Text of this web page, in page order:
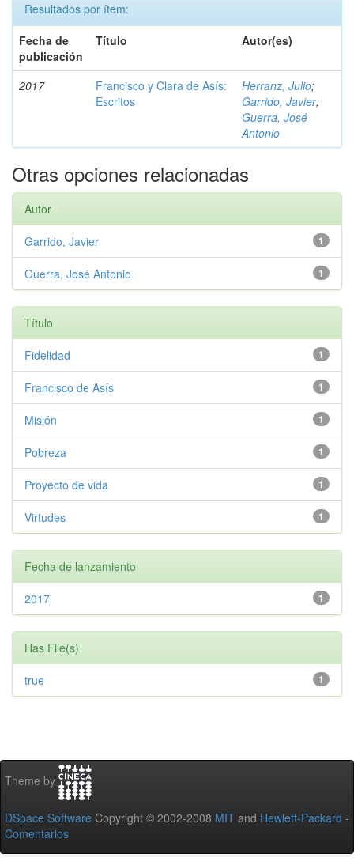
Resultados por ítem:
Fecha de
publicación
Título Autor(es)
2017
Francisco y Clara de Asís:
Escritos
Herranz, Julio;
Garrido, Javier;
Guerra, José
Antonio
Otras opciones relacionadas
Autor
1
Garrido, Javier
1
Guerra, José Antonio
Título
1
Fidelidad
1
Francisco de Asís
1
Misión
1
Pobreza
1
Proyecto de vida
1
Virtudes
Fecha de lanzamiento
1
2017
Has File(s)
1
true
Theme by
DSpace Software Copyright © 2002-2008 MIT and Hewlett-Packard -
Comentarios